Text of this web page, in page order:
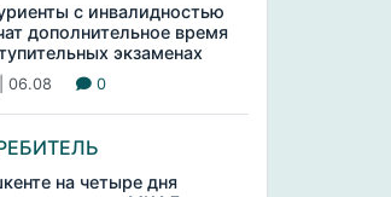
с инвалидностью
дополнительное время
экзаменах
06.08 0
на четыре дня